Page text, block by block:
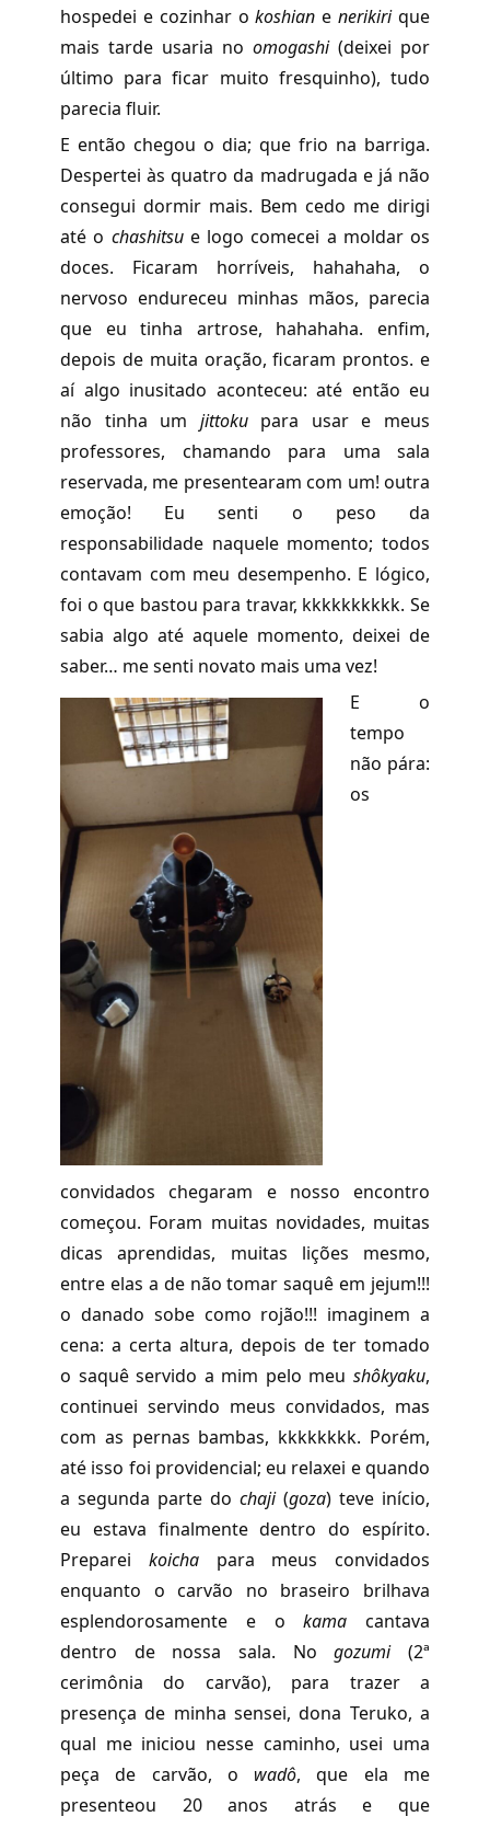
hospedei e cozinhar okoshian enerikirique
mais tarde usaria no omogashi (deixei por
último para ficar muito fresquinho), tudo
parecia fluir.
E então chegou o dia; que frio na barriga.
Despertei às quatro da madrugada e já não
consegui dormir mais. Bem cedo me dirigi
até o chashitsue logo comecei a moldar os
doces. Ficaram horríveis, hahahaha, o
nervoso endureceu minhas mãos, parecia
que eu tinha artrose, hahahaha. enfim,
depois de muita oração, ficaram prontos. e
aí algo inusitado aconteceu: até então eu
não tinha um jittokupara usar e meus
professores, chamando para uma sala
reservada, me presentearam com um! outra
emoção! Eu senti o peso da
responsabilidade naquele momento; todos
contavam com meu desempenho. E lógico,
foi o que bastou para travar, kkkkkkkkkk. Se
sabia algo até aquele momento, deixei de
saber… me senti novato mais uma vez!
E o
tempo
não pára:
os
convidados chegaram e nosso encontro
começou. Foram muitas novidades, muitas
dicas aprendidas, muitas lições mesmo,
entre elas a de não tomar saquê em jejum!!!
o danado sobe como rojão!!! imaginem a
cena: a certa altura, depois de ter tomado
o saquê servido a mim pelo meu shôkyaku,
continuei servindo meus convidados, mas
com as pernas bambas, kkkkkkkk. Porém,
até isso foi providencial; eu relaxei e quando
a segunda parte do chaji(goza) teve início,
eu estava finalmente dentro do espírito.
Preparei koichapara meus convidados
enquanto o carvão no braseiro brilhava
esplendorosamente e o
kama
cantava
dentro de nossa sala. Nogozumi(2ª
cerimônia do carvão), para trazer a
presença de minha sensei, dona Teruko, a
qual me iniciou nesse caminho, usei uma
peça de carvão, o wadô, que ela me
presenteou 20 anos atrás e que